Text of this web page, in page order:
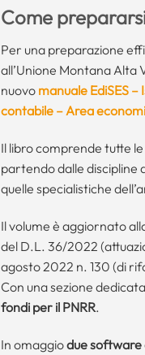
Come
Per una preparazione
all’Unione Montana Alta
nuovo manuale EdiSES –
contabile – Area
Il libro comprende tutte
partendo dalle discipline
quelle specialistiche
Il volume è aggiornato
del D.L. 36/2022
agosto 2022 n. 130 (di
Con una sezione
fondi per il PNRR.
In omaggiodue software